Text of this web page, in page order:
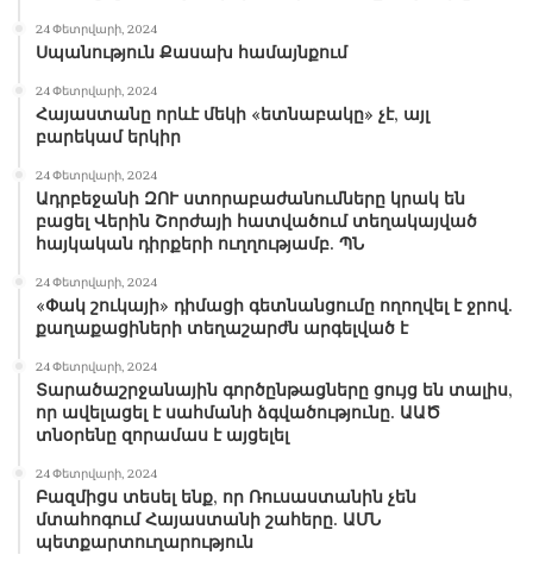
24 Փետրվարի, 2024
Սպանություն Քասախ համայնքում
24 Փետրվարի, 2024
Հայաստանը որևէ մեկի «ետնաբակը» չէ, այլ
բարեկամ երկիր
24 Փետրվարի, 2024
Ադրբեջանի ԶՈՒ ստորաբաժանումները կրակ են
բացել Վերին Շորժայի հատվածում տեղակայված
հայկական դիրքերի ուղղությամբ. ՊՆ
24 Փետրվարի, 2024
«Փակ շուկայի» դիմացի գետնանցումը ողողվել է ջրով.
քաղաքացիների տեղաշարժն արգելված է
24 Փետրվարի, 2024
Տարածաշրջանային գործընթացները ցույց են տալիս,
որ ավելացել է սահմանի ձգվածությունը. ԱԱԾ
տնօրենը զորամաս է այցելել
24 Փետրվարի, 2024
Բազմիցս տեսել ենք, որ Ռուսաստանին չեն
մտահոգում Հայաստանի շահերը. ԱՄՆ
պետքարտուղարություն